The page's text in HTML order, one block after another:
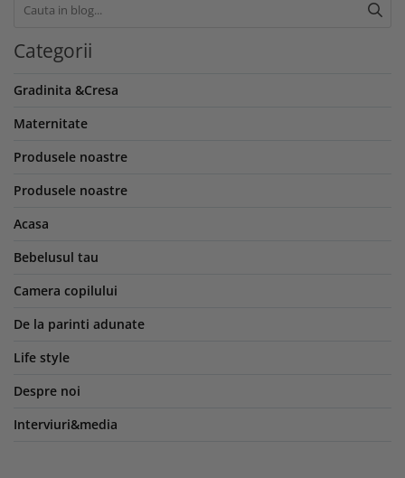
Categorii
Gradinita &Cresa
Maternitate
Produsele noastre
Produsele noastre
Acasa
Bebelusul tau
Camera copilului
De la parinti adunate
Life style
Despre noi
Interviuri&media